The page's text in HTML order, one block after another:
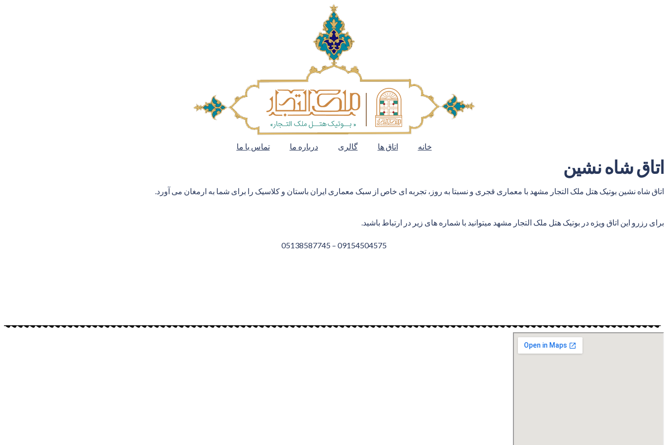
خانه اتاق ها گالری درباره ما تماس با ما
اتاق شاه نشین
اتاق شاه نشین بوتیک هتل ملک التجار مشهد با معماری قجری و نسبتا به روز، تجربه ای خاص از سبک معماری ایران باستان و کلاسیک را برای شما به ارمغان می آورد.
برای رزرو این اتاق ویژه در بوتیک هتل ملک التجار مشهد میتوانید با شماره های زیر در ارتباط باشید.
09154504575 – 05138587745